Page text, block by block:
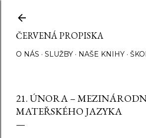
ČERVENÁ PROPISKA
O NÁS SLUŽBY NAŠE KNIHY
21. ÚNORA –
MATEŘSKÉHO JAZYKA